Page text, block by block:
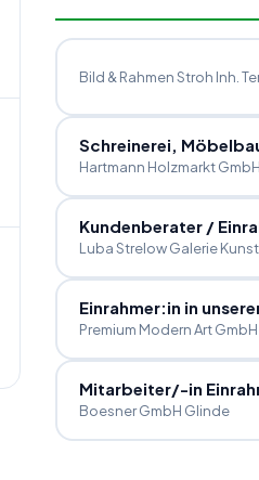
Bild & Rahmen Stroh Inh.
Schreinerei,
Hartmann Holzmarkt GmbH
Kundenberater /
Luba Strelow Galerie
Einrahmer:in in
Premium Modern Art GmbH
Mitarbeiter/-in
Boesner GmbH Glinde